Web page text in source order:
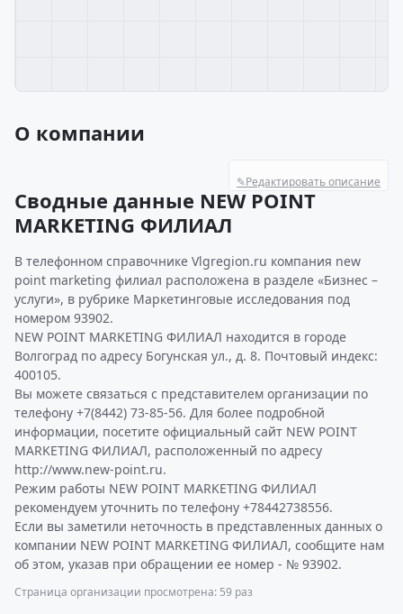
О компании
✎Редактировать описание
Сводные данные NEW POINT
MARKETING ФИЛИАЛ
В телефонном справочнике Vlgregion.ru компания new
point marketing филиал расположена в разделе «Бизнес –
услуги», в рубрике Маркетинговые исследования под
номером 93902.
NEW POINT MARKETING ФИЛИАЛ находится в городе
Волгоград по адресу Богунская ул., д. 8. Почтовый индекс:
400105.
Вы можете связаться с представителем организации по
телефону +7(8442) 73-85-56. Для более подробной
информации, посетите официальный сайт NEW POINT
MARKETING ФИЛИАЛ, расположенный по адресу
http://www.new-point.ru.
Режим работы NEW POINT MARKETING ФИЛИАЛ
рекомендуем уточнить по телефону +78442738556.
Если вы заметили неточность в представленных данных о
компании NEW POINT MARKETING ФИЛИАЛ, сообщите нам
об этом, указав при обращении ее номер - № 93902.
Страница организации просмотрена: 59 раз